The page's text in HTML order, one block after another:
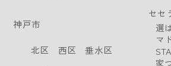
神戸市
北区 西区
垂水区
セセ
選
マ
家